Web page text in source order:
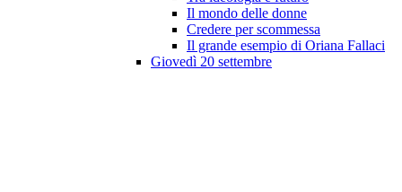
Il mondo delle donne
Credere per scommessa
Il grande esempio di Oriana Fallaci
Giovedì 20 settembre